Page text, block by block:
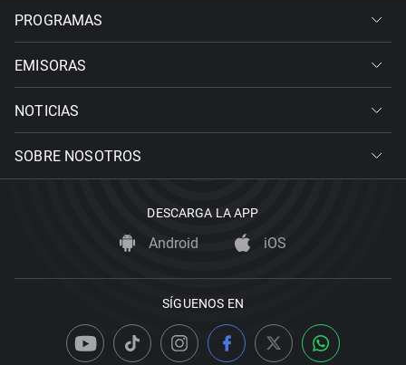
PROGRAMAS
EMISORAS
NOTICIAS
SOBRE NOSOTROS
DESCARGA LA APP
Android iOS
SÍGUENOS EN